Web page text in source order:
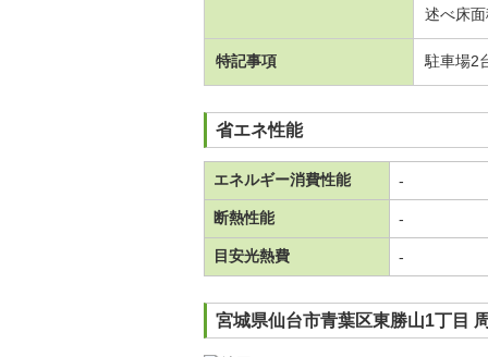
述べ床
特記事項 駐車場2
省エネ性能
エネルギー消費性能 -
断熱性能 -
目安光熱費 -
宮城県仙台市青葉区東勝山1丁目